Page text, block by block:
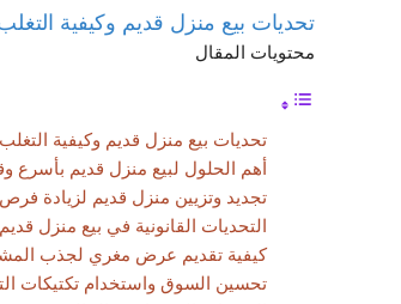
تحديات بيع منزل قديم وكيفية
محتويات المقال
تحديات بيع منزل قديم وكيفية التغلب
أهم الحلول لبيع منزل قديم
تجديد وتزيين منزل قديم لزيادة فرص
التحديات القانونية في بيع منزل
كيفية تقديم عرض مغري لجذب
تحسين السوق واستخدام تكتيكات